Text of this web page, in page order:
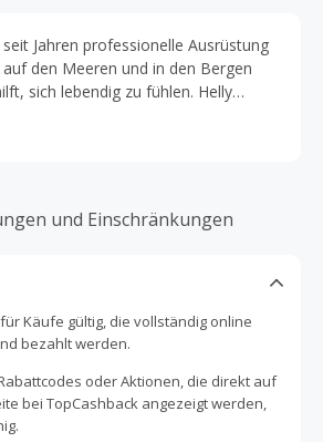
Jahren professionelle Ausrüstung
den Meeren und in den Bergen
sich lebendig zu fühlen. Helly
Segeln sowie bei
und Einschränkungen
Käufe gültig, die vollständig online
bezahlt werden.
oder Aktionen, die direkt auf
bei TopCashback angezeigt werden,